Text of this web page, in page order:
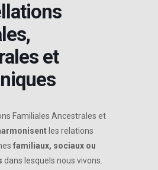
et
Familiales Ancestrales et
les relations
familiaux, sociaux ou
dans lesquels nous vivons.